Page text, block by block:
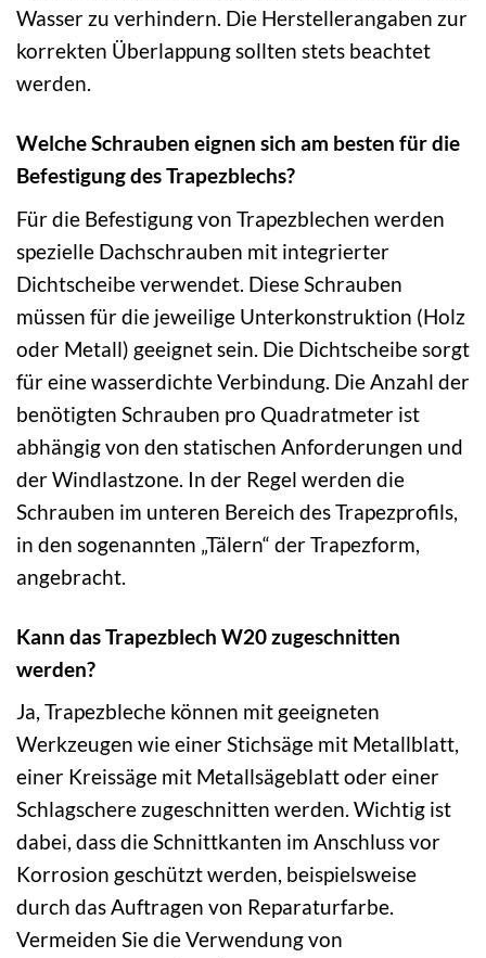
Wasser zu verhindern. Die Herstellerangaben zur
korrekten Überlappung sollten stets beachtet
werden.
Welche Schrauben eignen sich am besten für die
Befestigung des Trapezblechs?
Für die Befestigung von Trapezblechen werden
spezielle Dachschrauben mit integrierter
Dichtscheibe verwendet. Diese Schrauben
müssen für die jeweilige Unterkonstruktion (Holz
oder Metall) geeignet sein. Die Dichtscheibe sorgt
für eine wasserdichte Verbindung. Die Anzahl der
benötigten Schrauben pro Quadratmeter ist
abhängig von den statischen Anforderungen und
der Windlastzone. In der Regel werden die
Schrauben im unteren Bereich des Trapezprofils,
in den sogenannten „Tälern“ der Trapezform,
angebracht.
Kann das Trapezblech W20 zugeschnitten
werden?
Ja, Trapezbleche können mit geeigneten
Werkzeugen wie einer Stichsäge mit Metallblatt,
einer Kreissäge mit Metallsägeblatt oder einer
Schlagschere zugeschnitten werden. Wichtig ist
dabei, dass die Schnittkanten im Anschluss vor
Korrosion geschützt werden, beispielsweise
durch das Auftragen von Reparaturfarbe.
Vermeiden Sie die Verwendung von